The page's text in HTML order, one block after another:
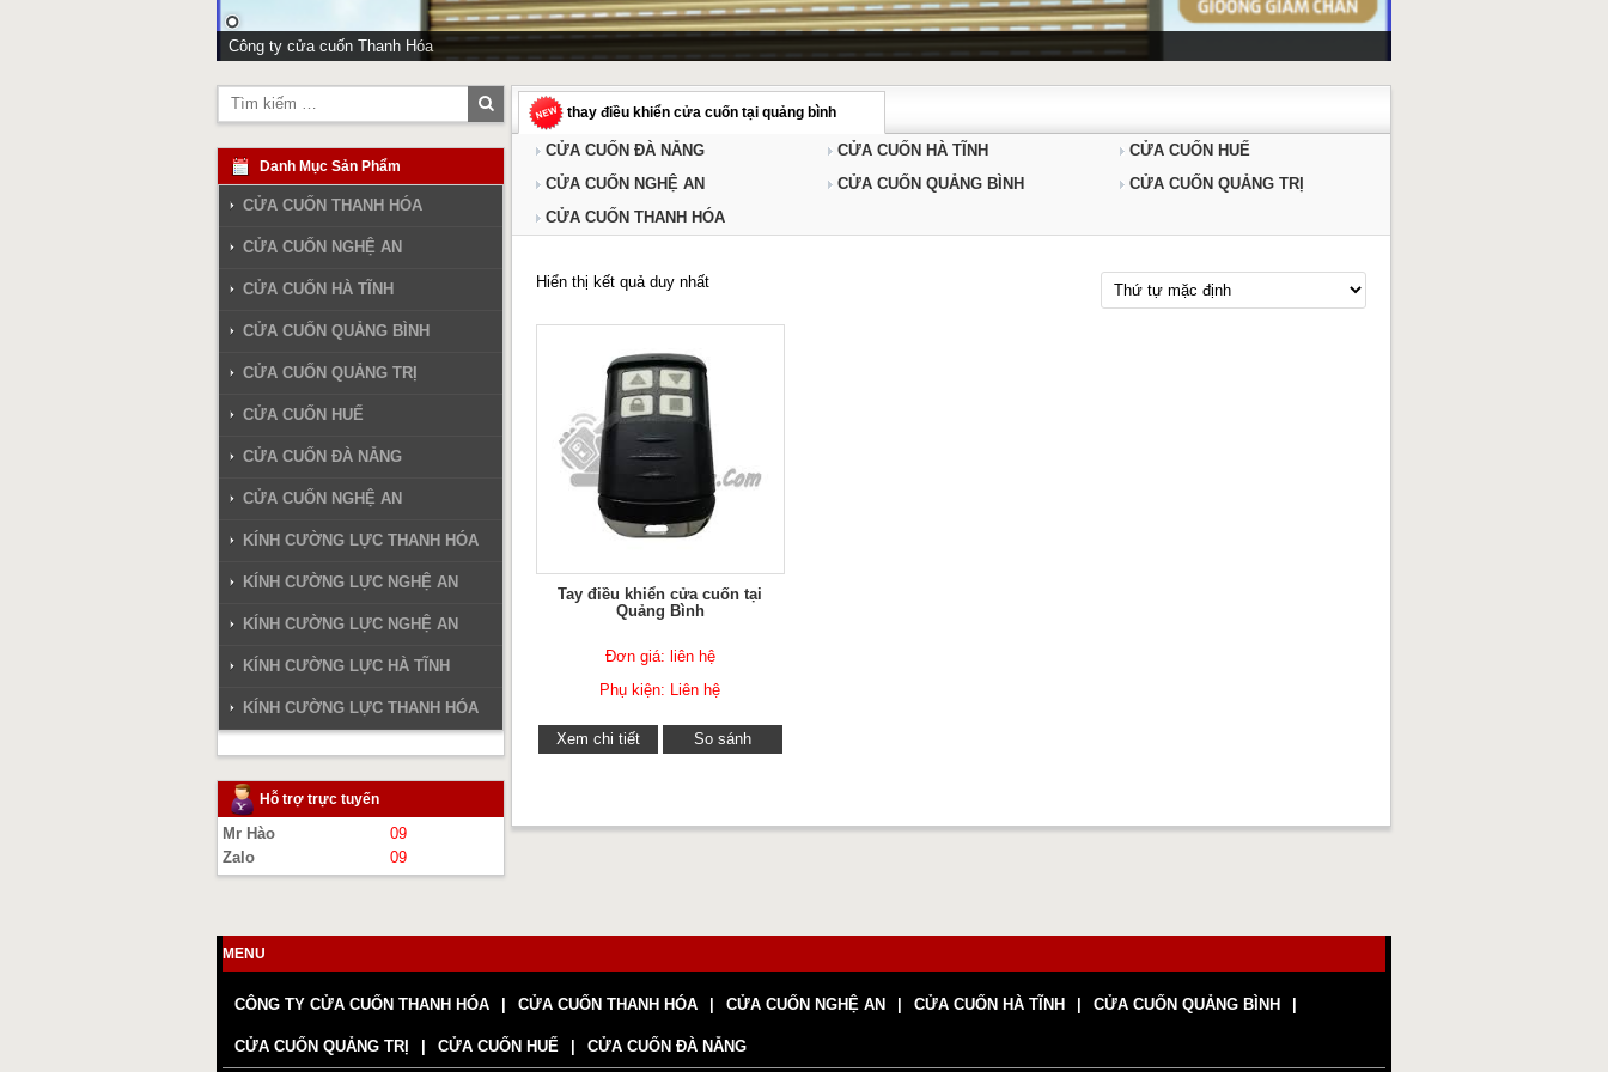
Công ty cửa cuốn Thanh Hóa
thay điều khiển cửa cuốn tại quảng bình
CỬA CUỐN ĐÀ NẴNG CỬA CUỐN HÀ TĨNH
CỬA CUỐN HUẾ
CỬA CUỐN NGHỆ AN
CỬA CUỐN QUẢNG BÌNH
CỬA CUỐN QUẢNG TRỊ
CỬA CUỐN THANH HÓA
Hiển thị kết quả duy nhất
Tay điều khiển cửa cuốn tại
Quảng Bình
Đơn giá: liên hệ
Phụ kiện: Liên hệ
Xem chi tiết So sánh
Tìm
kiếm
Danh Mục Sản Phẩm
CỬA CUỐN THANH HÓA
CỬA CUỐN NGHỆ AN
CỬA CUỐN HÀ TĨNH
CỬA CUỐN QUẢNG BÌNH
CỬA CUỐN QUẢNG TRỊ
CỬA CUỐN HUẾ
CỬA CUỐN ĐÀ NẴNG
CỬA CUỐN NGHỆ AN
KÍNH CƯỜNG LỰC THANH HÓA
KÍNH CƯỜNG LỰC NGHỆ AN
KÍNH CƯỜNG LỰC NGHỆ AN
KÍNH CƯỜNG LỰC HÀ TĨNH
KÍNH CƯỜNG LỰC THANH HÓA
Hỗ trợ trực tuyến
Mr Hào
09
Zalo
09
MENU
CÔNG TY CỬA CUỐN THANH HÓA CỬA CUỐN THANH HÓA CỬA CUỐN NGHỆ AN CỬA CUỐN HÀ TĨNH CỬA CUỐN QUẢNG BÌNH
CỬA CUỐN QUẢNG TRỊ CỬA CUỐN HUẾ CỬA CUỐN ĐÀ NẴNG